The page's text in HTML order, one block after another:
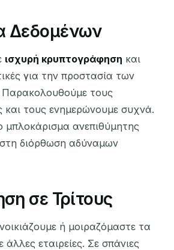
Δεδομένων
ισχυρή κρυπτογράφηση και
για την προστασία των
Παρακολουθούμε τους
και τους ενημερώνουμε συχνά.
ανεπιθύμητης
διόρθωση αδύναμων
σε Τρίτους
ή μοιραζόμαστε τα
εταιρείες. Σε σπάνιες